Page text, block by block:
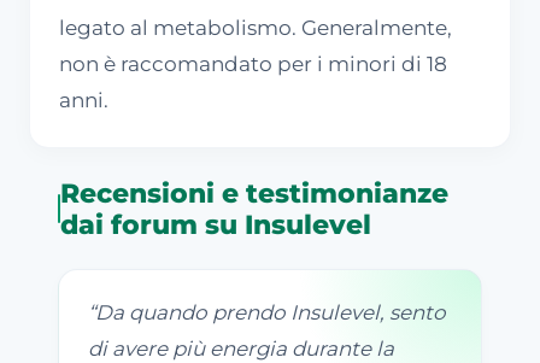
legato al metabolismo. Generalmente,
non è raccomandato per i minori di 18
anni.
Recensioni e testimonianze
dai forum su Insulevel
“Da quando prendo Insulevel, sento
di avere più energia durante la